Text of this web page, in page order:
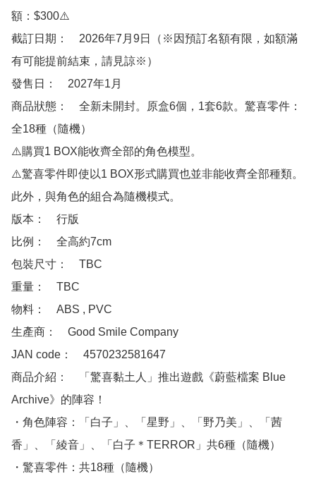
額：$300⚠️
截訂日期：　2026年7月9日（※因預訂名額有限，如額滿
有可能提前結束，請見諒※）
發售日：　2027年1月
商品狀態：　全新未開封。原盒6個，1套6款。驚喜零件：
全18種（隨機）
⚠️購買1 BOX能收齊全部的角色模型。
⚠️驚喜零件即使以1 BOX形式購買也並非能收齊全部種類。
此外，與角色的組合為隨機模式。
版本：　行版
比例：　全高約7cm
包裝尺寸：　TBC
重量：　TBC
物料：　ABS , PVC
生產商：　Good Smile Company
JAN code：　4570232581647
商品介紹：　「驚喜黏土人」推出遊戲《蔚藍檔案 Blue
Archive》的陣容！
・角色陣容：「白子」、「星野」、「野乃美」、「茜
香」、「綾音」、「白子＊TERROR」共6種（隨機）
・驚喜零件：共18種（隨機）